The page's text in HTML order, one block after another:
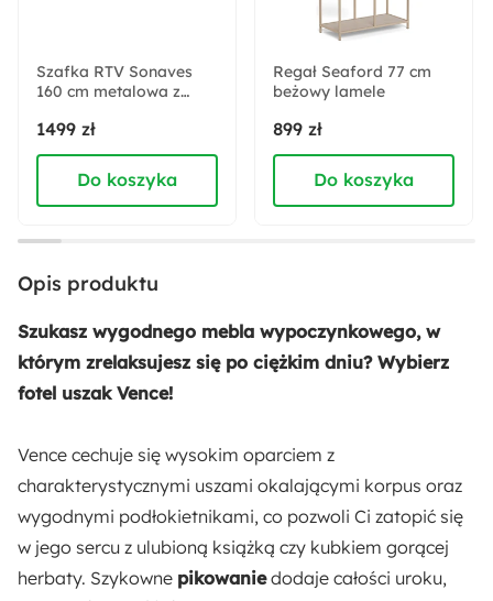
Rodzaj oparcia:
Tapicerowane
Akcja specjalna:
Nowość
Materiał korpusu:
Tkanina
Materiał oparcia:
Pianka poliuretanowa
Rodzaj siedziska:
Tapicerowane
Materiał siedziska:
Pianka poliuretanowa
Szafka RTV Sonaves
160 cm metalowa z
szara
1499 zł
Do koszyka
Regał Seaford 77 cm
beżowy lamele
899 zł
Do koszyka
Opis produktu
Szukasz wygodnego mebla wypoczynkowego, w
którym zrelaksujesz się po ciężkim dniu? Wybierz
fotel uszak Vence!
Vence cechuje się wysokim oparciem z
charakterystycznymi uszami okalającymi korpus oraz
wygodnymi podłokietnikami, co pozwoli Ci zatopić się
w jego sercu z ulubioną książką czy kubkiem gorącej
herbaty. Szykowne pikowaniedodaje całości uroku,